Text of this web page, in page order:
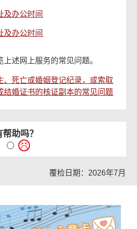
及办公时间
及办公时间
上述网上服务的常见问题。
、死亡或婚姻登记纪录，或索取
结婚证书的核证副本的常见问题
助吗？
覆检日期：2026年7月